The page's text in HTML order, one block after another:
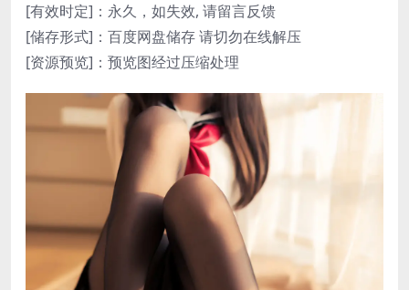
[有效时定]：永久，如失效, 请留言反馈
[储存形式]：百度网盘储存 请切勿在线解压
[资源预览]：预览图经过压缩处理